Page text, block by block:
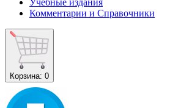
Учебные издания
Комментарии и Справочники
Корзина: 0